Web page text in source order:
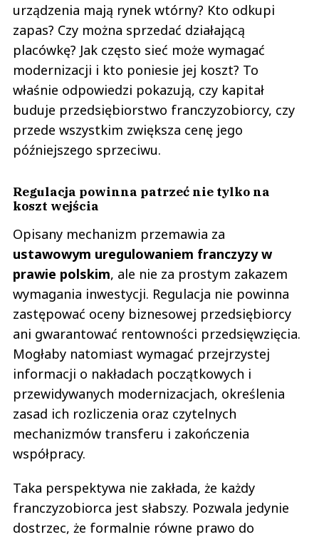
urządzenia mają rynek wtórny? Kto odkupi
zapas? Czy można sprzedać działającą
placówkę? Jak często sieć może wymagać
modernizacji i kto poniesie jej koszt? To
właśnie odpowiedzi pokazują, czy kapitał
buduje przedsiębiorstwo franczyzobiorcy, czy
przede wszystkim zwiększa cenę jego
późniejszego sprzeciwu.
Regulacja powinna patrzeć nie tylko na
koszt wejścia
Opisany mechanizm przemawia za
ustawowym uregulowaniem franczyzy w
prawie polskim, ale nie za prostym zakazem
wymagania inwestycji. Regulacja nie powinna
zastępować oceny biznesowej przedsiębiorcy
ani gwarantować rentowności przedsięwzięcia.
Mogłaby natomiast wymagać przejrzystej
informacji o nakładach początkowych i
przewidywanych modernizacjach, określenia
zasad ich rozliczenia oraz czytelnych
mechanizmów transferu i zakończenia
współpracy.
Taka perspektywa nie zakłada, że każdy
franczyzobiorca jest słabszy. Pozwala jedynie
dostrzec, że formalnie równe prawo do